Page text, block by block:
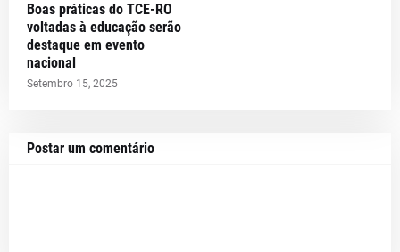
Boas práticas do TCE-RO
voltadas à educação serão
destaque em evento
nacional
Setembro 15, 2025
Postar um comentário